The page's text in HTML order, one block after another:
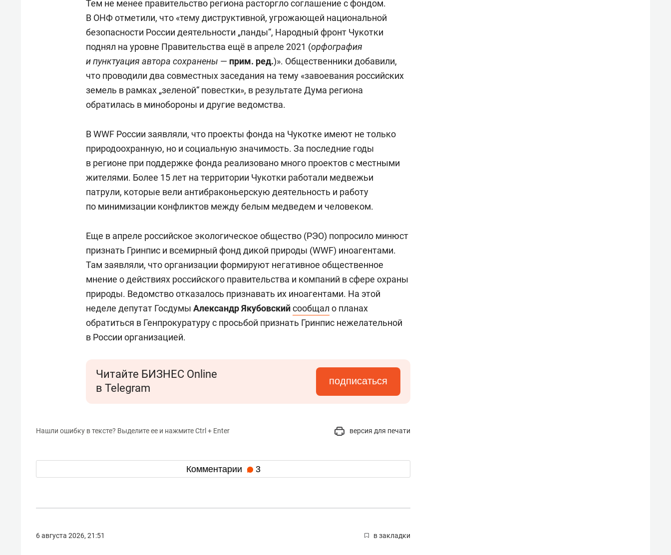
Тем не менее правительство региона расторгло соглашение с фондом.
В ОНФ отметили, что «тему диструктивной, угрожающей национальной
безопасности России деятельности „панды“, Народный фронт Чукотки
поднял на уровне Правительства ещё в апреле 2021 (орфография
и пунктуация автора сохранены — прим. ред.)». Общественники добавили,
что проводили два совместных заседания на тему «завоевания российских
земель в рамках „зеленой“ повестки», в результате Дума региона
обратилась в минобороны и другие ведомства.
В WWF России заявляли, что проекты фонда на Чукотке имеют не только
природоохранную, но и социальную значимость. За последние годы
в регионе при поддержке фонда реализовано много проектов с местными
жителями. Более 15 лет на территории Чукотки работали медвежьи
патрули, которые вели антибраконьерскую деятельность и работу
по минимизации конфликтов между белым медведем и человеком.
Еще в апреле российское экологическое общество (РЭО) попросило минюст
признать Гринпис и всемирный фонд дикой природы (WWF) иноагентами.
Там заявляли, что организации формируют негативное общественное
мнение о действиях российского правительства и компаний в сфере охраны
природы. Ведомство отказалось признавать их иноагентами. На этой
неделе депутат Госдумы Александр Якубовскийсообщал о планах
обратиться в Генпрокуратуру с просьбой признать Гринпис нежелательной
в России организацией.
Читайте БИЗНЕС Online
в Telegram
подписаться
Нашли ошибку в тексте? Выделите ее и нажмите Ctrl + Enter версия для печати
Комментарии 3
6 августа 2026, 21:51 в закладки